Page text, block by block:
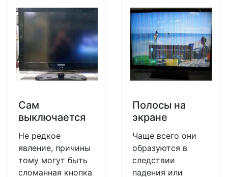
Сам
выключается
Не редкое
явление, причины
тому могут быть
сломанная кнопка
Полосы на
экране
Чаще всего они
образуются в
следствии
падения или